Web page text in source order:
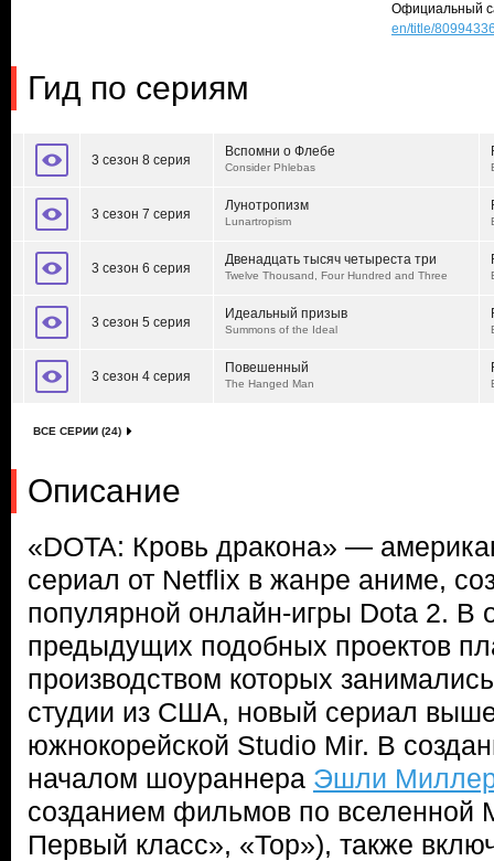
Официальный
en/title/
Гид по сериям
3 сезон 8 серия
Вспомни о Флебе
Consider Phlebas
3 сезон 7 серия
Лунотропизм
Lunartropism
3 сезон 6 серия
Двенадцать тысяч четыреста три
Twelve Thousand, Four Hundred and Three
3 сезон 5 серия
Идеальный призыв
Summons of the Ideal
3 сезон 4 серия
Повешенный
The Hanged Man
ВСЕ СЕРИИ (24)
Описание
«DOTA: Кровь дракона» —
сериал от Netflix в жанре аниме,
популярной онлайн-игры Dota 2. В
предыдущих подобных проектов
производством которых
студии из США, новый сериал
южнокорейской Studio Mir. В
началом шоураннера Эшли
созданием фильмов по вселенной
Первый класс», «Тор»), также